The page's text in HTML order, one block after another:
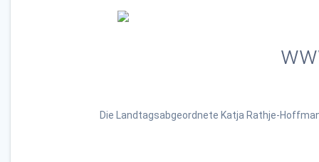
Die Landtagsabgeordnete Katja Rathje-